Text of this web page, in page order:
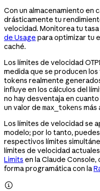
Con un almacenamiento en
drásticamente tu
velocidad. Monitorea tu
de Usage para optimizar tu
caché.
Los límites de velocidad
medida que se producen
tokens realmente
influye en los cálculos del
no hay desventaja en
un valor de max_tokens más
Los límites de velocidad se
modelo; por lo tanto,
respectivos límites
límites de velocidad
Limits en la Claude
forma programática con la
